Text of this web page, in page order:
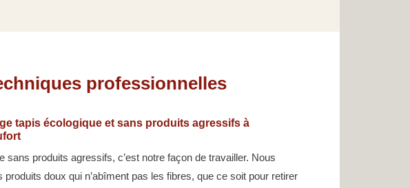
professionnelles
tapis écologique et sans produits agressifs à
sans produits agressifs, c’est notre façon de travailler. Nous
produits doux qui n’abîment pas les fibres, que ce soit pour retirer